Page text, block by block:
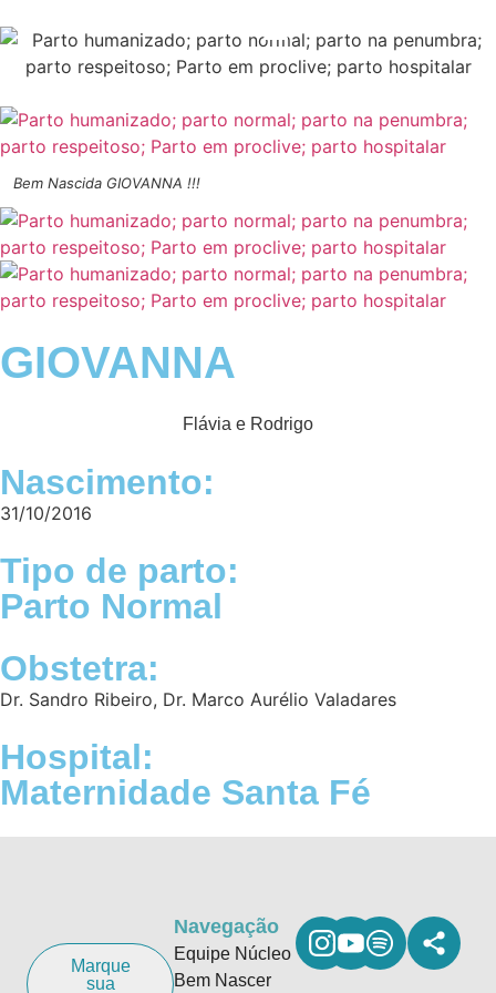
Bem Nascida GIOVANNA !!!
GIOVANNA
Flávia e Rodrigo
Nascimento:
31/10/2016
Tipo de parto:
Parto Normal
Obstetra:
Dr. Sandro Ribeiro, Dr. Marco Aurélio Valadares
Hospital:
Maternidade Santa Fé
Marque
sua
Navegação
Equipe Núcleo
Bem Nascer